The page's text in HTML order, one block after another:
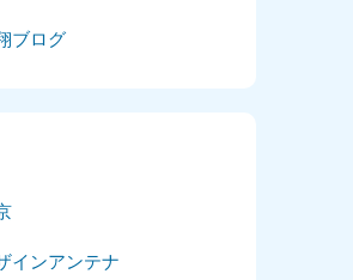
年8月
年7月
年6月
ブログ
インアンテナ